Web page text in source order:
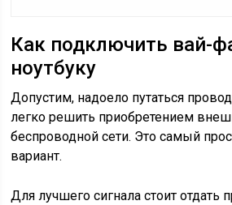
Как подключить вай-
ноутбуку
Допустим, надоело путаться
легко решить приобретением
беспроводной сети. Это самый
вариант.
Для лучшего сигнала стоит отдать